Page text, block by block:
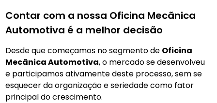
Contar com a nossa Oficina Mecãnica
Automotiva é a melhor decisão
Desde que começamos no segmento de Oficina
Mecãnica Automotiva, o mercado se desenvolveu
e participamos ativamente deste processo, sem se
esquecer da organização e seriedade como fator
principal do crescimento.